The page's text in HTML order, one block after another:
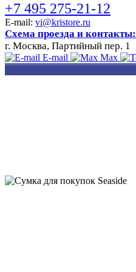
+7 495 275-21-12
E-mail: vi@kristore.ru
Схема проезда и контакты:
г. Москва, Партийный пер. 1
E-mail Max